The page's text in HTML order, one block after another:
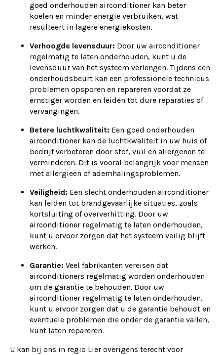
goed onderhouden airconditioner kan beter
koelen en minder energie verbruiken, wat
resulteert in lagere energiekosten.
Verhoogde levensduur: Door uw airconditioner
regelmatig te laten onderhouden, kunt u de
levensduur van het systeem verlengen. Tijdens een
onderhoudsbeurt kan een professionele technicus
problemen opsporen en repareren voordat ze
ernstiger worden en leiden tot dure reparaties of
vervangingen.
Betere luchtkwaliteit: Een goed onderhouden
airconditioner kan de luchtkwaliteit in uw huis of
bedrijf verbeteren door stof, vuil en allergenen te
verminderen. Dit is vooral belangrijk voor mensen
met allergieën of ademhalingsproblemen.
Veiligheid: Een slecht onderhouden airconditioner
kan leiden tot brandgevaarlijke situaties, zoals
kortsluiting of oververhitting. Door uw
airconditioner regelmatig te laten onderhouden,
kunt u ervoor zorgen dat het systeem veilig blijft
werken.
Garantie: Veel fabrikanten vereisen dat
airconditioners regelmatig worden onderhouden
om de garantie te behouden. Door uw
airconditioner regelmatig te laten onderhouden,
kunt u ervoor zorgen dat u de garantie behoudt en
eventuele problemen die onder de garantie vallen,
kunt laten repareren.
U kan bij ons in regio Lier overigens terecht voor